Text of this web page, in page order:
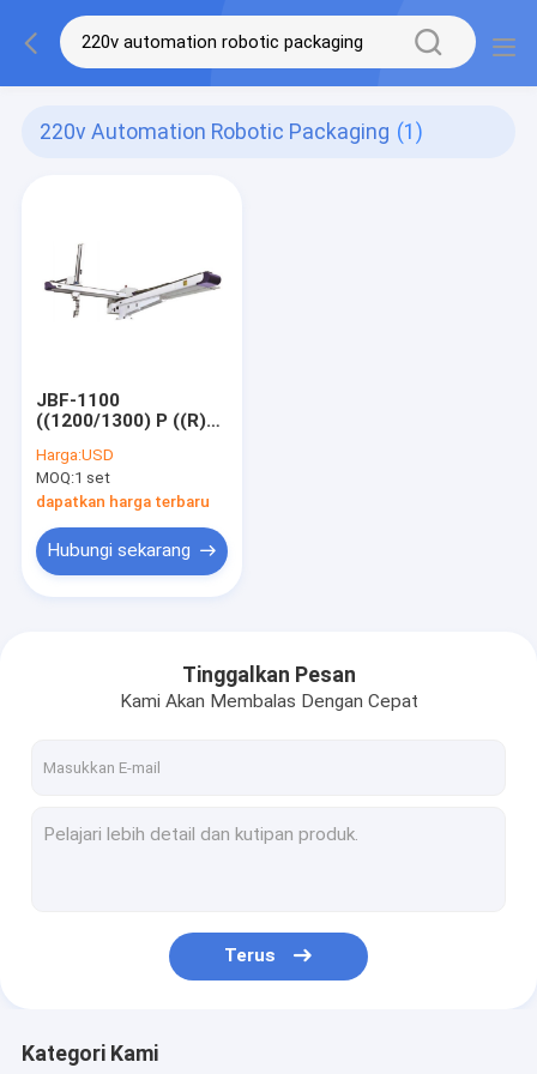
220v Automation Robotic Packaging (1)
JBF-1100
((1200/1300) P ((R)
ALLOY Servo Driven
Medium Traverse
Automation Robot
untuk kemasan
makanan AC
220V/50HZ
Harga:USD
MOQ:1 set
dapatkan harga terbaru
Hubungi sekarang
Tinggalkan Pesan
Kami Akan Membalas Dengan Cepat
Terus
Kategori Kami